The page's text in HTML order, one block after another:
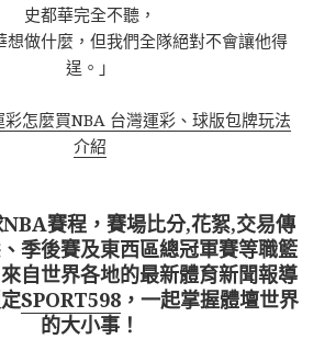
史都華完全不聽，
想做什麼，但我們全隊絕對不會讓他得
逞。」
彩怎麼買NBA 台灣運彩、球版包牌玩法
介紹
賽程，賽場比分,花絮,交易傳
季後賽及東西區總冠軍賽等職籃
自世界各地的最新體育新聞報導
SPORT598，一起掌握體壇世界
的大小事！